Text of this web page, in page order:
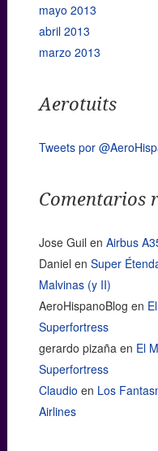
mayo 2013
abril 2013
marzo 2013
Aerotuits
Tweets por
Comentarios
Jose Guil en Airbus
Daniel en Super
Malvinas (y II)
AeroHispanoBlog en
Superfortress
gerardo pizaña en El
Superfortress
Claudio en Los
Airlines